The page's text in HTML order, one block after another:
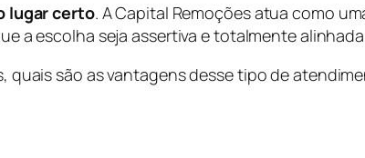
lugar certo. A Capital Remoções atua como
a escolha seja assertiva e totalmente
são as vantagens desse tipo de